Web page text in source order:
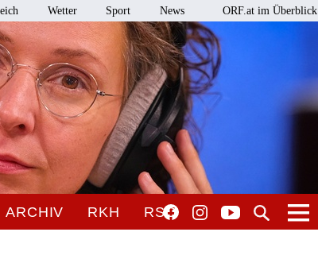
Wetter Sport News ORF.at im Überblick
ARCHIV RKH RSO